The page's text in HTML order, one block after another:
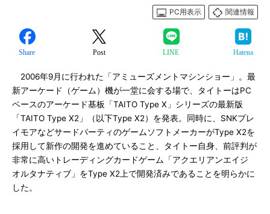
PC用表示
関連情報
Share Post LINE Hatena
2006年9月に行われた「アミューズメントマシンショー」。最
新アーケード（ゲーム）機が一堂に会する場で、タイトーはPC
ベースのアーケード基板「TAITO Type X」シリーズの最新版
「TAITO Type X2」（以下Type X2）を発表。同時に、SNKプレ
イモアなどサードパーティのゲームソフトメーカーがType X2を
採用して新作の開発を進めていること、タイトー自身、前評判が
非常に高いトレーディングカードゲーム「アクエリアンエイジ
オルタナティブ」をType X2上で開発済みであることを明らかに
した。